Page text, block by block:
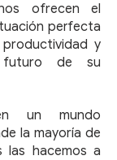
ofrecen el
perfecta
y
de su
un mundo
la mayoría de
las hacemos a